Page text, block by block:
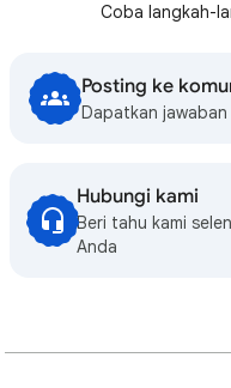
Coba langkah-
Posting ke
Dapatkan
Hubungi kami
Beri tahu kami
Anda